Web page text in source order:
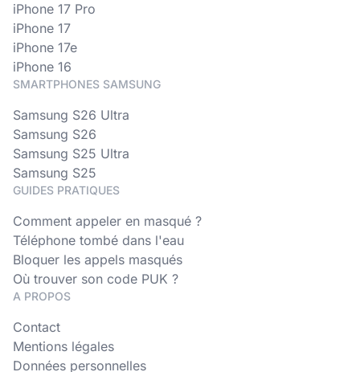
iPhone 17 Pro
iPhone 17
iPhone 17e
iPhone 16
SMARTPHONES SAMSUNG
Samsung S26 Ultra
Samsung S26
Samsung S25 Ultra
Samsung S25
GUIDES PRATIQUES
Comment appeler en masqué ?
Téléphone tombé dans l'eau
Bloquer les appels masqués
Où trouver son code PUK ?
A PROPOS
Contact
Mentions légales
Données personnelles